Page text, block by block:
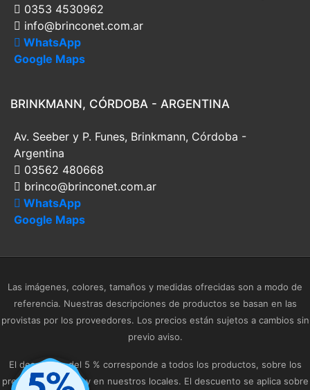
0353 4530962
info@brinconet.com.ar
WhatsApp
Google Maps
BRINKMANN, CÓRDOBA - ARGENTINA
Av. Seeber y P. Funes, Brinkmann, Córdoba -
Argentina
03562 480668
brinco@brinconet.com.ar
WhatsApp
Google Maps
Las imágenes, colores, tamaños y medidas ofrecidas son a modo de
referencia. Nuestras descripciones de productos se basan en las
provistas por los proveedores. Los precios están sujetos a cambios sin
previo aviso.
El descuento del 5 % corresponde a todos los productos, sobre los
precios publicados y en nuestros locales. El descuento se aplica sobre